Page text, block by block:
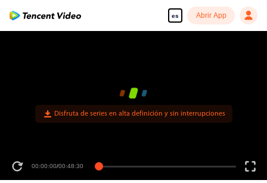
es Abrir App
Disfruta de series en alta definición y sin interrupciones
00:00:00/00:48:30